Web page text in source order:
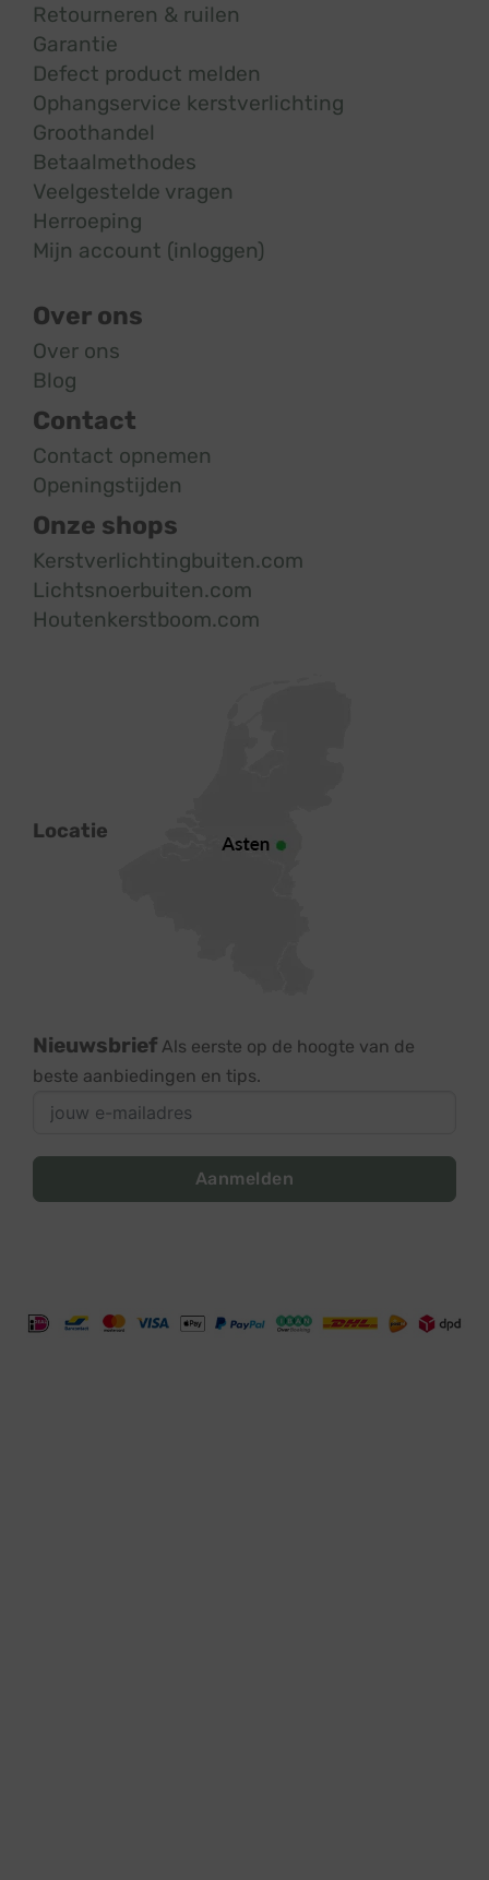
Retourneren & ruilen
Garantie
Defect product melden
Ophangservice kerstverlichting
Groothandel
Betaalmethodes
Veelgestelde vragen
Herroeping
Mijn account (inloggen)
Over ons
Over ons
Blog
Contact
Contact opnemen
Openingstijden
Onze shops
Kerstverlichtingbuiten.com
Lichtsnoerbuiten.com
Houtenkerstboom.com
Locatie
Nieuwsbrief Als eerste op de hoogte van de
beste aanbiedingen en tips.
Aanmelden